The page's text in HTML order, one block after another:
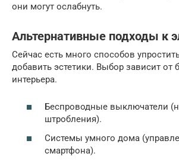
они могут ослабнуть.
Альтернативные подходы к
Сейчас есть много способов
добавить эстетики. Выбор зависит от
интерьера.
Беспроводные выключатели
штробления).
Системы умного дома
смартфона).